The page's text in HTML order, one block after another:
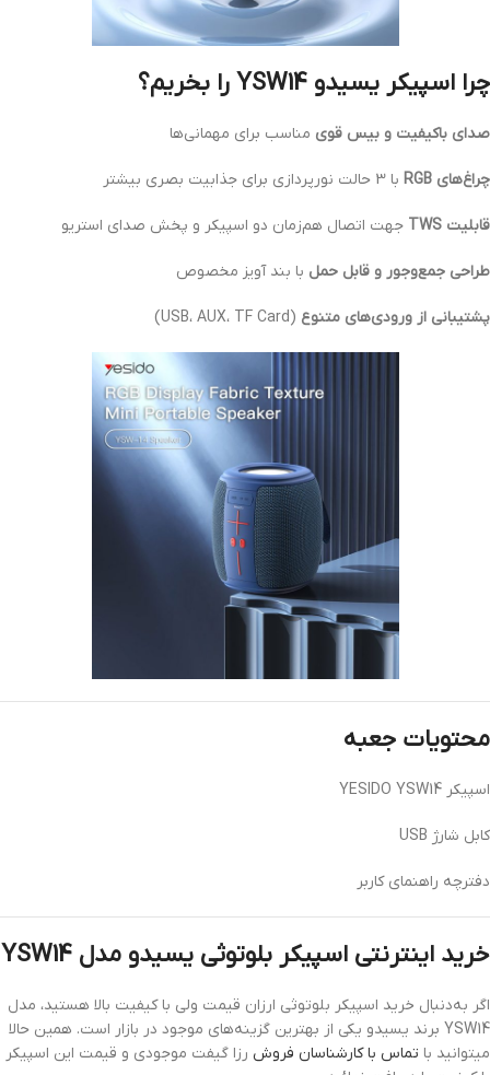
چرا اسپیکر یسیدو YSW14 را بخریم؟
صدای باکیفیت و بیس قوی مناسب برای مهمانی‌ها
چراغ‌های RGB با 3 حالت نورپردازی برای جذابیت بصری بیشتر
قابلیت TWS جهت اتصال هم‌زمان دو اسپیکر و پخش صدای استریو
طراحی جمع‌وجور و قابل حمل با بند آویز مخصوص
پشتیبانی از ورودی‌های متنوع (USB، AUX، TF Card)
محتویات جعبه
اسپیکر YESIDO YSW14
کابل شارژ USB
دفترچه راهنمای کاربر
خرید اینترنتی اسپیکر بلوتوثی یسیدو مدل YSW14
اگر به‌دنبال خرید اسپیکر بلوتوثی ارزان قیمت ولی با کیفیت بالا هستید، مدل
YSW14 برند یسیدو یکی از بهترین گزینه‌های موجود در بازار است. همین حالا
میتوانید با تماس با کارشناسان فروش رزا گیفت موجودی و قیمت این اسپیکر